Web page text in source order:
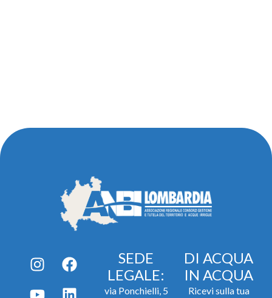
SEDE
LEGALE:
via Ponchielli, 5
DI ACQUA
IN ACQUA
Ricevi sulla tua